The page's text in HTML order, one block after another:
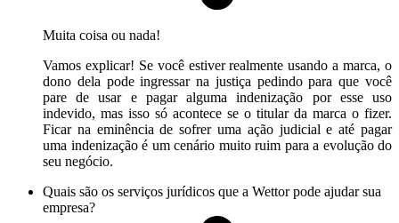
Muita coisa ou nada!
Vamos explicar! Se você estiver realmente usando a marca, o
dono dela pode ingressar na justiça pedindo para que você
pare de usar e pagar alguma indenização por esse uso
indevido, mas isso só acontece se o titular da marca o fizer.
Ficar na eminência de sofrer uma ação judicial e até pagar
uma indenização é um cenário muito ruim para a evolução do
seu negócio.
Quais são os serviços jurídicos que a Wettor pode ajudar sua
empresa?